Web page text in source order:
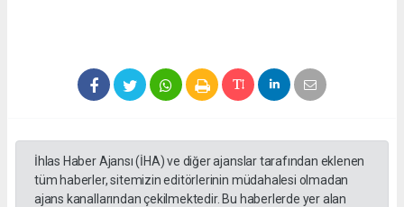
İhlas Haber Ajansı (İHA) ve diğer ajanslar tarafından eklenen
tüm haberler, sitemizin editörlerinin müdahalesi olmadan
ajans kanallarından çekilmektedir. Bu haberlerde yer alan